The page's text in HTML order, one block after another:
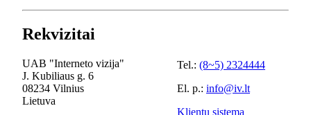
Rekvizitai
UAB "Interneto vizija"
J. Kubiliaus g. 6
08234 Vilnius
Lietuva
Tel.: (8~5) 2324444
El. p.: info@iv.lt
Klientų sistema